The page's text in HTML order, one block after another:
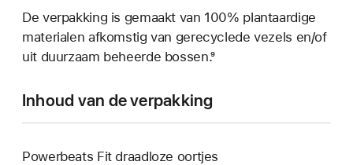
De verpakking is gemaakt van 100% plantaardige
materialen afkomstig van gerecyclede vezels en/of
uit duurzaam beheerde bossen.⁹
Inhoud van de verpakking
Powerbeats Fit draadloze oortjes